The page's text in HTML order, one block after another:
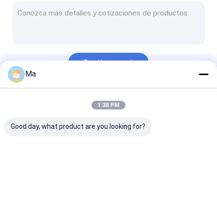
Piezas de cerámica del alúmina
cerámica del carburo de silicio
Continuar
Nuestras Categorías
Ma
1:38 PM
Good day, what product are you looking for?